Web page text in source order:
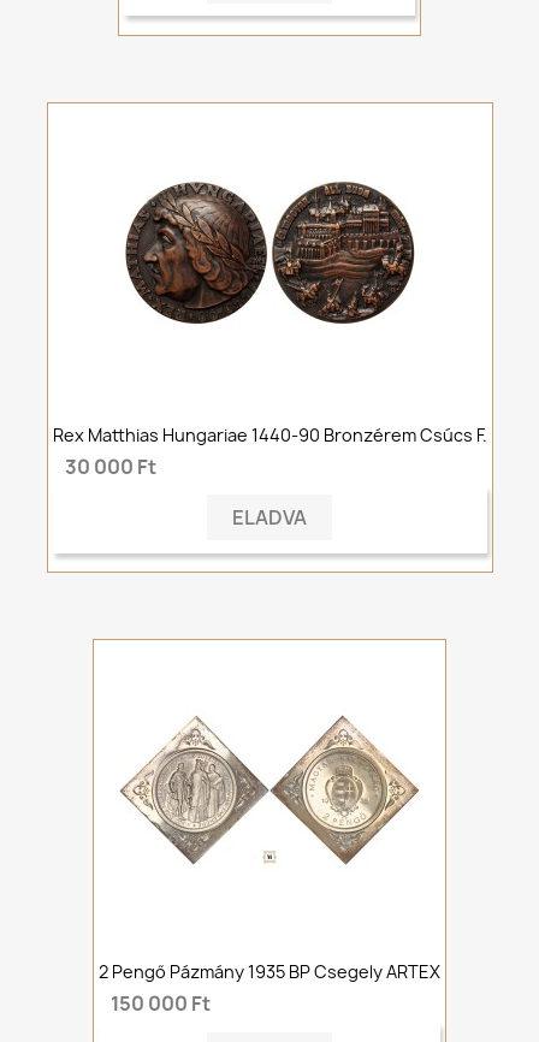
Rex Matthias Hungariae 1440-90 Bronzérem Csúcs F.
30 000 Ft
ELADVA
2 Pengő Pázmány 1935 BP Csegely ARTEX
150 000 Ft